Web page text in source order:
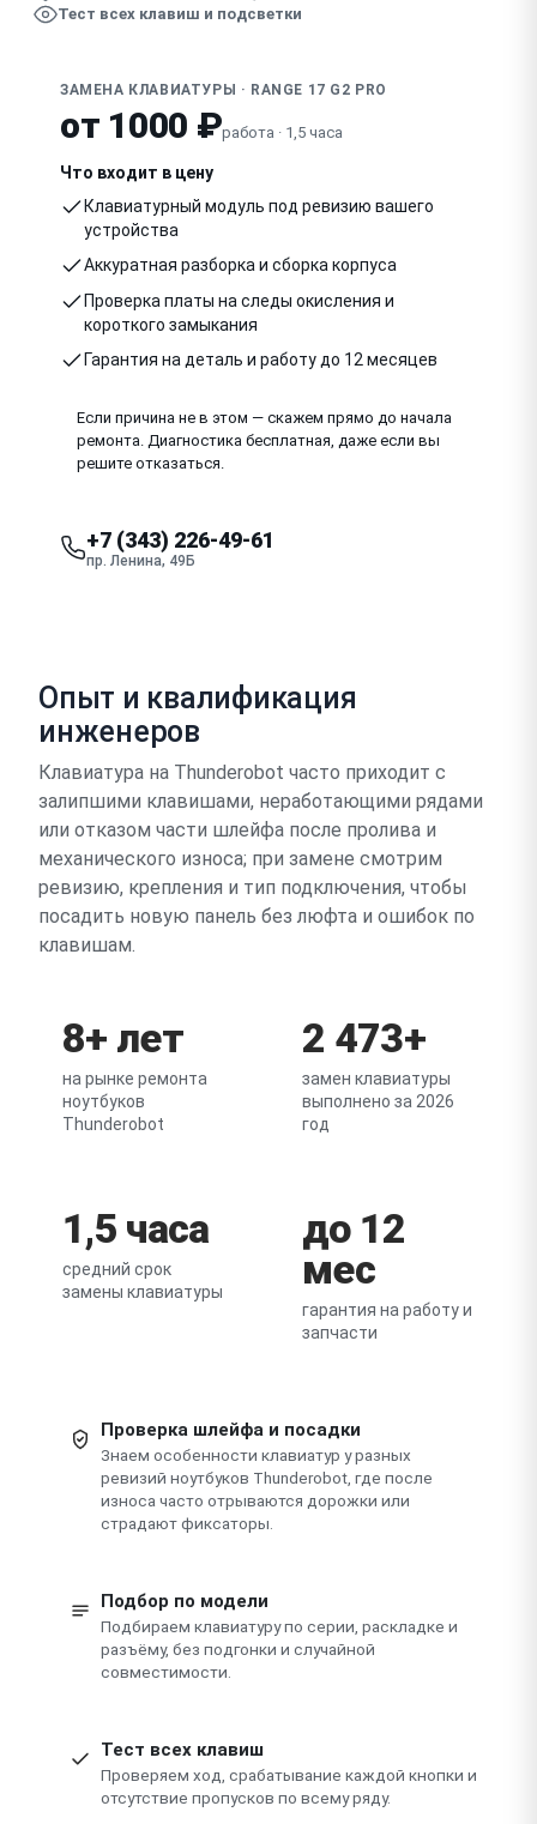
Тест всех клавиш и подсветки
ЗАМЕНА КЛАВИАТУРЫ · RANGE 17 G2 PRO
от 1000 ₽работа · 1,5 часа
Что входит в цену
Клавиатурный модуль под ревизию вашего
устройства
Аккуратная разборка и сборка корпуса
Проверка платы на следы окисления и
короткого замыкания
Гарантия на деталь и работу до 12 месяцев
Если причина не в этом — скажем прямо до начала
ремонта. Диагностика бесплатная, даже если вы
решите отказаться.
+7 (343) 226-49-61
пр. Ленина, 49Б
Опыт и квалификация
инженеров
Клавиатура на Thunderobot часто приходит с
залипшими клавишами, неработающими рядами
или отказом части шлейфа после пролива и
механического износа; при замене смотрим
ревизию, крепления и тип подключения, чтобы
посадить новую панель без люфта и ошибок по
клавишам.
8+ лет
на рынке ремонта
ноутбуков
Thunderobot
2 473+
замен клавиатуры
выполнено за 2026
год
1,5 часа
средний срок
замены клавиатуры
до 12
мес
гарантия на работу и
запчасти
Проверка шлейфа и посадки
Знаем особенности клавиатур у разных
ревизий ноутбуков Thunderobot, где после
износа часто отрываются дорожки или
страдают фиксаторы.
Подбор по модели
Подбираем клавиатуру по серии, раскладке и
разъёму, без подгонки и случайной
совместимости.
Тест всех клавиш
Проверяем ход, срабатывание каждой кнопки и
отсутствие пропусков по всему ряду.